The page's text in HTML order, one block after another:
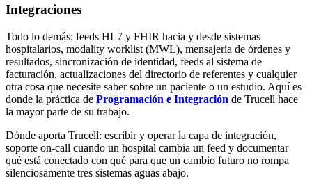
Integraciones
Todo lo demás: feeds HL7 y FHIR hacia y desde sistemas
hospitalarios, modality worklist (MWL), mensajería de órdenes y
resultados, sincronización de identidad, feeds al sistema de
facturación, actualizaciones del directorio de referentes y cualquier
otra cosa que necesite saber sobre un paciente o un estudio. Aquí es
donde la práctica de Programación e Integración de Trucell hace
la mayor parte de su trabajo.
Dónde aporta Trucell: escribir y operar la capa de integración,
soporte on-call cuando un hospital cambia un feed y documentar
qué está conectado con qué para que un cambio futuro no rompa
silenciosamente tres sistemas aguas abajo.